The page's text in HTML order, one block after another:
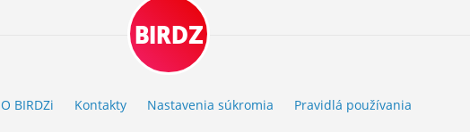
BIRDZ
O BIRDZi Kontakty Nastavenia súkromia Pravidlá používania